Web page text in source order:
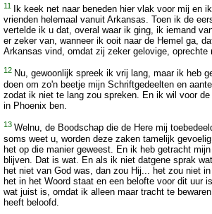
11
Ik keek net naar beneden hier vlak voor mij en
vrienden helemaal vanuit Arkansas. Toen ik de
vertelde ik u dat, overal waar ik ging, ik iemand
er zeker van, wanneer ik ooit naar de Hemel ga,
Arkansas vind, omdat zij zeker gelovige, oprechte
12 Nu, gewoonlijk spreek ik vrij lang, maar ik heb
doen om zo'n beetje mijn Schriftgedeelten en
zodat ik niet te lang zou spreken. En ik wil voor
in Phoenix ben.
13 Welnu, de Boodschap die de Here mij
soms weet u, worden deze zaken tamelijk
het op die manier geweest. En ik heb getracht
blijven. Dat is wat. En als ik niet datgene sprak
het niet van God was, dan zou Hij... het zou niet
het in het Woord staat en een belofte voor dit uur
wat juist is, omdat ik alleen maar tracht te
heeft beloofd.